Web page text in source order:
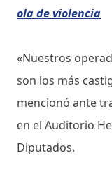
ola de violencia
«Nuestros
son los más
mencionó ante
en el Auditorio
Diputados.